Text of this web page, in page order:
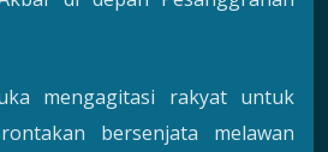
mengagitasi rakyat untuk
bersenjata melawan